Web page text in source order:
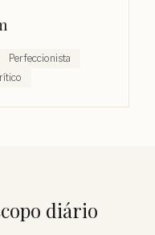
Perfeccionista
diário